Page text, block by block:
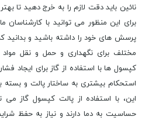
نائین باید دقت لازم را به خرج دهید تا
برای این منظور می توانید با
پرسش های خود را داشته باشید و بدانید
مختلف برای نگهداری و حمل و نقل مواد
کپسول ها با استفاده از گاز برای ایجاد
استحکام بیشتری به ساختار پالت و بسته
این، با استفاده از پالت کپسول گاز
حساسیت به دما دارند و نیاز به حفظ